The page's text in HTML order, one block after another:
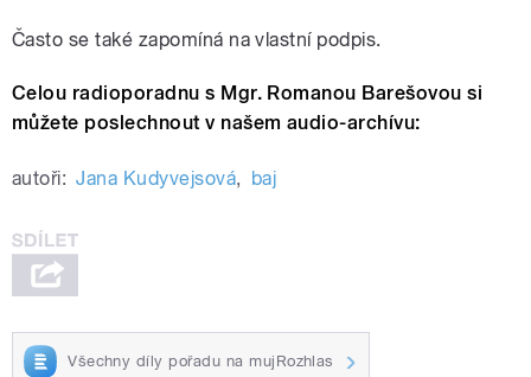
Často se také zapomíná na vlastní podpis.
Celou radioporadnu s Mgr. Romanou Barešovou si
můžete poslechnoutv našem audio-archívu:
autoři: Jana Kudyvejsová, baj
Všechny díly pořadu na mujRozhlas